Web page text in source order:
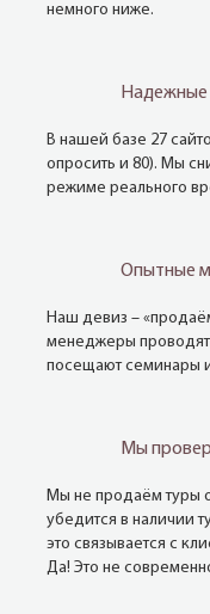
немного ниже.
В нашей базе 27
опросить и 80). Мы
режиме реального
Опытные
Наш девиз –
менеджеры
посещают семинары
Мы
Мы не продаём туры
убедится в наличии
это связывается с
Да! Это не